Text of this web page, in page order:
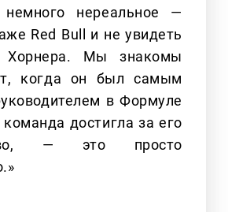
нереальное —
Red Bull и не увидеть
Хорнера. Мы знакомы
когда он был самым
в Формуле
достигла за его
— это просто